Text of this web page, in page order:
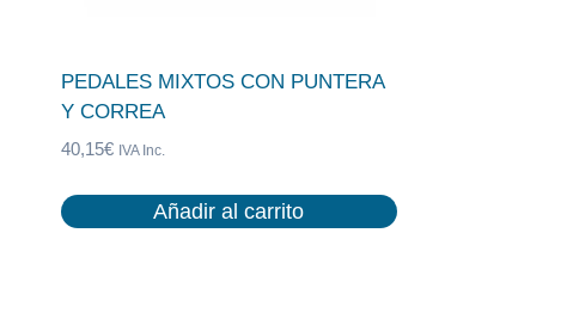
PEDALES MIXTOS CON PUNTERA
Y CORREA
40,15€ IVA Inc.
Añadir al carrito